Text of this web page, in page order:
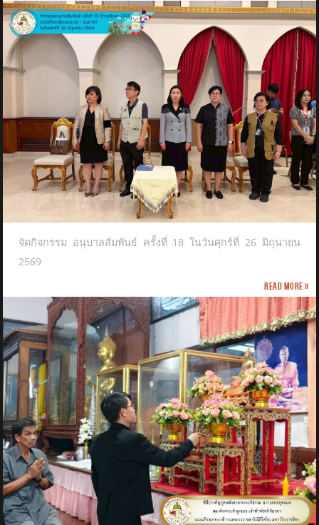
จัดกิจกรรม อนุบาลสัมพันธ์ ครั้งที่ 18 ในวันศุกร์ที่ 26 มิถุนายน
2569
Read more »